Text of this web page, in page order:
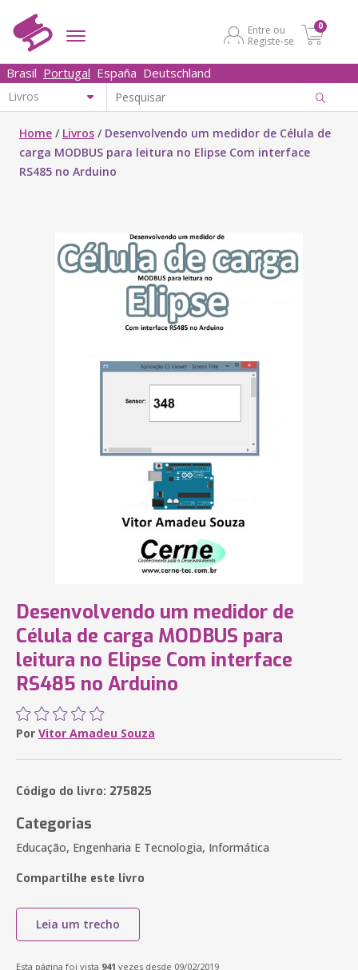
Entre ou
Registe-se
0
Brasil Portugal España Deutschland
Home / Livros / Desenvolvendo um medidor de Célula de
carga MODBUS para leitura no Elipse Com interface
RS485 no Arduino
Desenvolvendo um medidor de
Célula de carga MODBUS para
leitura no Elipse Com interface
RS485 no Arduino
Por Vitor Amadeu Souza
Código do livro: 275825
Categorias
Educação, Engenharia E Tecnologia, Informática
Compartilhe este livro
Leia um trecho
Esta página foi vista 941 vezes desde 09/02/2019